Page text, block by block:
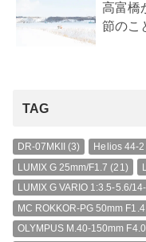
高富橋
節のこ
TAG
DR-07MKII (3) Helios 44-2
LUMIX G 25mm/F1.7 (21)
LUMIX G VARIO 1:3.5-5.6/
MC ROKKOR-PG 50mm F1.4
OLYMPUS M.40-150mm